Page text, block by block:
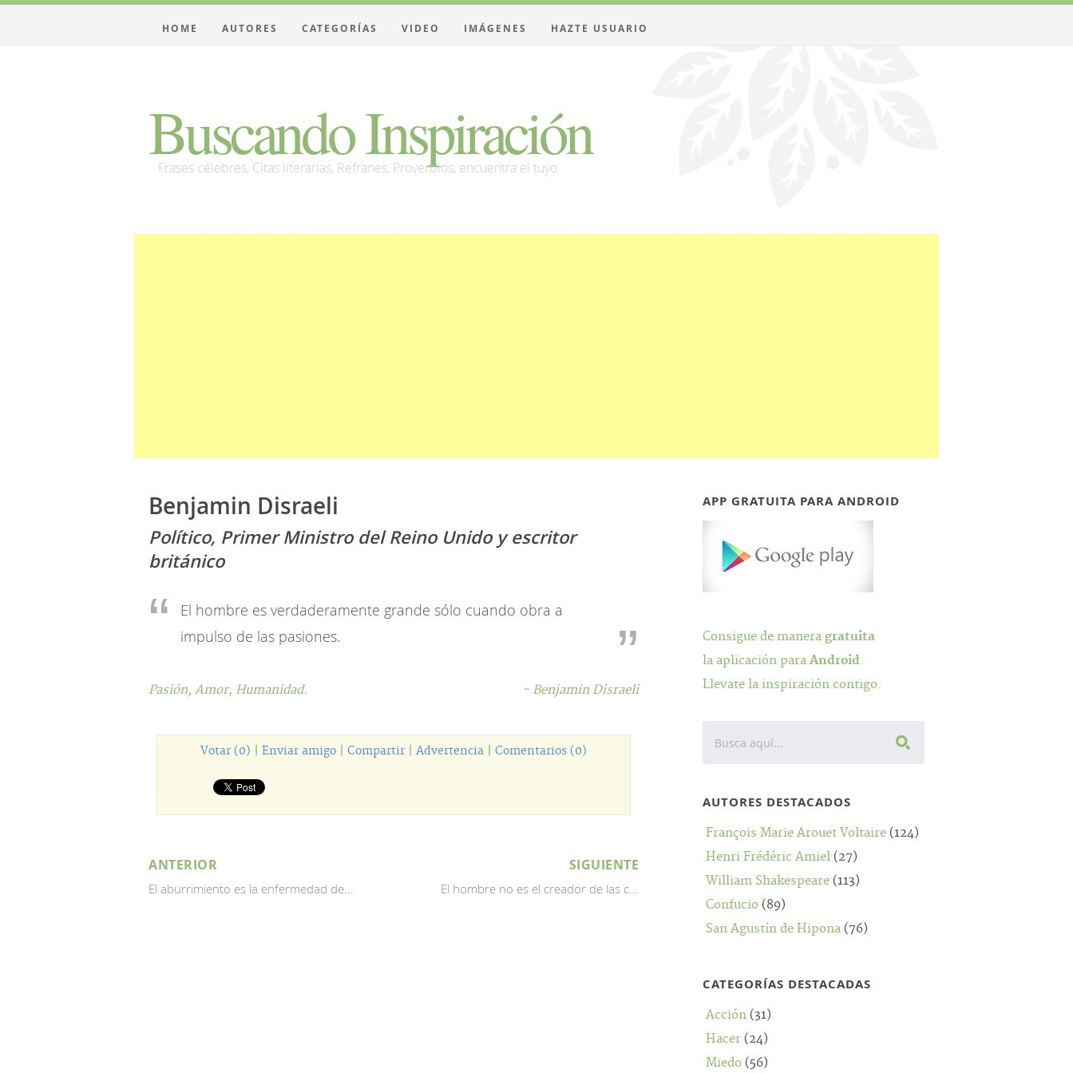
Buscando Inspiración
Frases célebres, Citas literarias, Refranes, Proverbios, encuentra el tuyo
HOME AUTORES CATEGORÍAS VIDEO IMÁGENES HAZTE USUARIO
Benjamin Disraeli
Político, Primer Ministro del Reino Unido y escritor
británico
El hombre es verdaderamente grande sólo cuando obra a
impulso de las pasiones.
Pasión, Amor, Humanidad. - Benjamin Disraeli
Votar (0) Enviar amigo Compartir Advertencia Comentarios (0)
ANTERIOR
El aburrimiento es la enfermedad de...
SIGUIENTE
El hombre no es el creador de las c...
APP GRATUITA PARA ANDROID
Consigue de maneragratuita
la aplicación paraAndroid.
Llevate la inspiración contigo.
AUTORES DESTACADOS
François Marie Arouet Voltaire (124)
Henri Frédéric Amiel (27)
William Shakespeare (113)
Confucio (89)
San Agustín de Hipona (76)
CATEGORÍAS DESTACADAS
Acción (31)
Hacer (24)
Miedo (56)